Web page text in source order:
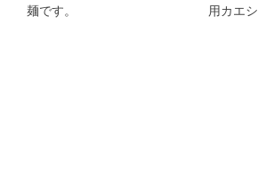
麺です。
用カエシ